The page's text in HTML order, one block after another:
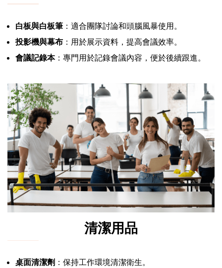
白板與白板筆 ：適合團隊討論和頭腦風暴使用。
投影機與幕布 ：用於展示資料，提高會議效率。
會議記錄本：專門用於記錄會議內容，便於後續跟進。
清潔用品
桌面清潔劑 ：保持工作環境清潔衛生。